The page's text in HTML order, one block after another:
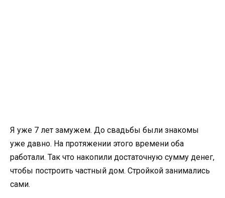
Я уже 7 лет замужем. До свадьбы были знакомы
уже давно. На протяжении этого времени оба
работали. Так что накопили достаточную сумму денег,
чтобы построить частный дом. Стройкой занимались
сами.